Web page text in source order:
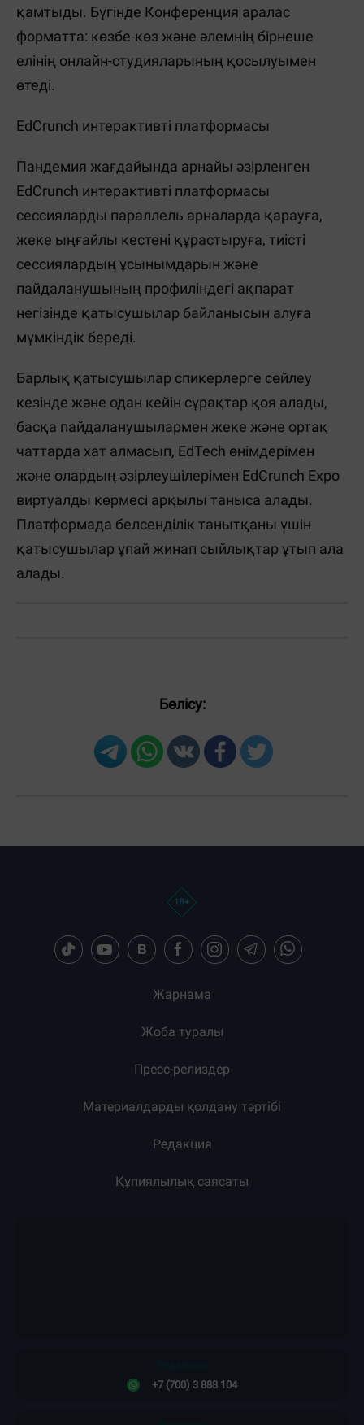
қамтыды. Бүгінде Конференция аралас
форматта: көзбе-көз және әлемнің бірнеше
елінің онлайн-студияларының қосылуымен
өтеді.
EdCrunch интерактивті платформасы
Пандемия жағдайында арнайы әзірленген
EdCrunch интерактивті платформасы
сессияларды параллель арналарда қарауға,
жеке ыңғайлы кестені құрастыруға, тиісті
сессиялардың ұсынымдарын және
пайдаланушының профиліндегі ақпарат
негізінде қатысушылар байланысын алуға
мүмкіндік береді.
Барлық қатысушылар спикерлерге сөйлеу
кезінде және одан кейін сұрақтар қоя алады,
басқа пайдаланушылармен жеке және ортақ
чаттарда хат алмасып, EdTech өнімдерімен
және олардың әзірлеушілерімен EdCrunch Expo
виртуалды көрмесі арқылы таныса алады.
Платформада белсенділік танытқаны үшін
қатысушылар ұпай жинап сыйлықтар ұтып ала
алады.
Бөлісу:
ЖІБЕРУ
Материалдарды қолдану тәртібі